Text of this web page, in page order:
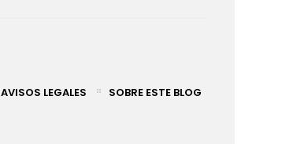
AVISOS LEGALES SOBRE ESTE BLOG